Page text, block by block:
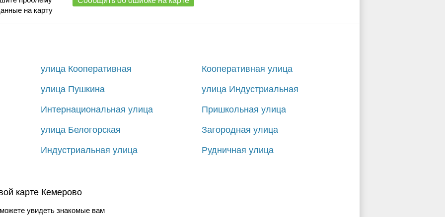
на карту
улица Кооперативная Кооперативная улица
улица Пушкина улица Индустриальная
Интернациональная улица Пришкольная улица
улица Белогорская Загородная улица
Индустриальная улица Рудничная улица
карте Кемерово
увидеть знакомые вам